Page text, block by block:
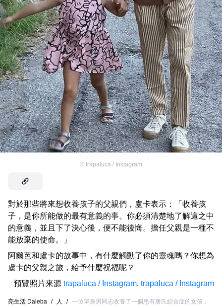
© trapaluca / Instagram
對於那些將來想收養孩子的父親們，盧卡表示：「收養孩
子，是你所能做的最有意義的事。你必須清楚地了解這之中
的意義，並且下了決心後，便不能後悔。擔任父親是一種不
能放棄的使命。」
阿爾芭和盧卡的故事中，有什麼觸動了你的靈魂嗎？你想為
盧卡的父親之旅，給予什麼祝福呢？
預覽照片來源 trapaluca / Instagram, trapaluca / Instagram
亮生活 Daleba / 人 / 一位單身男同志收養了一個患有唐氏綜合症的女孩，